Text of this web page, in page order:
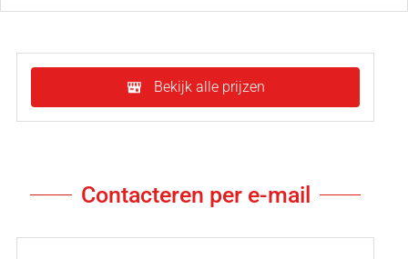
Bekijk alle prijzen
Contacteren per e-mail